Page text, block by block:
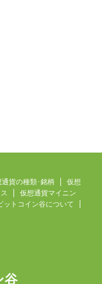
通貨の種類･銘柄
仮想
仮想通貨マイニン
ットコイン谷について
谷